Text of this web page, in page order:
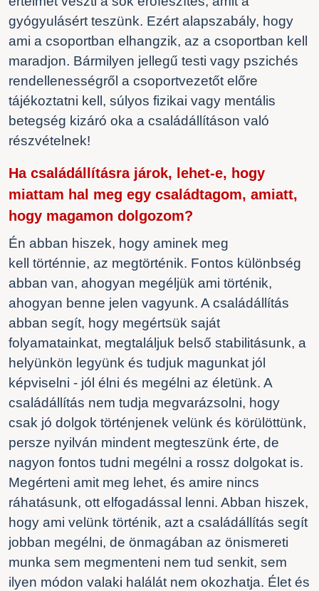
gyógyulásért teszünk. Ezért alapszabály, hogy
ami a csoportban elhangzik, az a csoportban kell
maradjon. Bármilyen jellegű testi vagy pszichés
rendellenességről a csoportvezetőt előre
tájékoztatni kell, súlyos fizikai vagy mentális
betegség kizáró oka a családállításon való
részvételnek!
Ha családállításra járok, lehet-e, hogy
miattam hal meg egy családtagom, amiatt,
hogy magamon dolgozom?
Én abban hiszek, hogy aminek meg
kell történnie, az megtörténik. Fontos különbség
abban van, ahogyan megéljük ami történik,
ahogyan benne jelen vagyunk. A családállítás
abban segít, hogy megértsük saját
folyamatainkat, megtaláljuk belső stabilitásunk, a
helyünkön legyünk és tudjuk magunkat jól
képviselni - jól élni és megélni az életünk. A
családállítás nem tudja megvarázsolni, hogy
csak jó dolgok történjenek velünk és körülöttünk,
persze nyilván mindent megteszünk érte, de
nagyon fontos tudni megélni a rossz dolgokat is.
Megérteni amit meg lehet, és amire nincs
ráhatásunk, ott elfogadással lenni. Abban hiszek,
hogy ami velünk történik, azt a családállítás segít
jobban megélni, de önmagában az önismereti
munka sem megmenteni nem tud senkit, sem
ilyen módon valaki halálát nem okozhatja. Élet és